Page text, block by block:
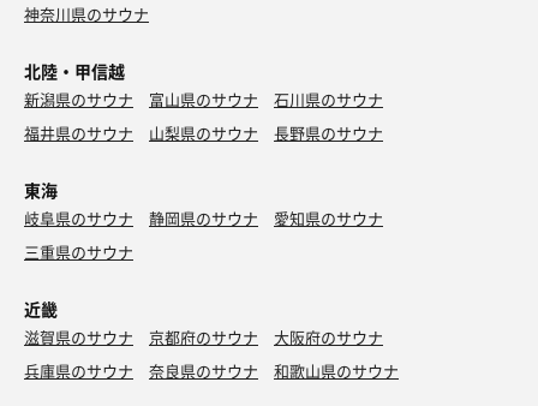
神奈川県のサウナ
北陸・甲信越
新潟県のサウナ 富山県のサウナ
石川県のサウナ
福井県のサウナ
山梨県のサウナ 長野県のサウナ
東海
岐阜県のサウナ 静岡県のサウナ
愛知県のサウナ
三重県のサウナ
近畿
滋賀県のサウナ 京都府のサウナ
大阪府のサウナ
兵庫県のサウナ
奈良県のサウナ 和歌山県のサウナ